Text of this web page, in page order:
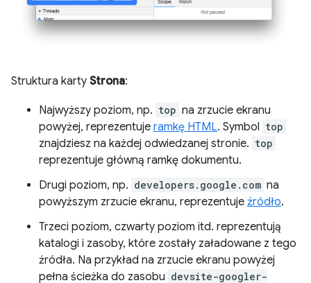
Struktura karty Strona:
Najwyższy poziom, np. top na zrzucie ekranu
powyżej, reprezentuje ramkę HTML. Symbol top
znajdziesz na każdej odwiedzanej stronie. top
reprezentuje główną ramkę dokumentu.
Drugi poziom, np. developers.google.com na
powyższym zrzucie ekranu, reprezentuje źródło.
Trzeci poziom, czwarty poziom itd. reprezentują
katalogi i zasoby, które zostały załadowane z tego
źródła. Na przykład na zrzucie ekranu powyżej
pełna ścieżka do zasobu devsite-googler-